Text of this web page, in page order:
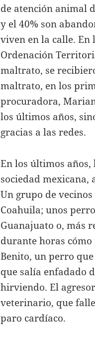
de atención animal
y el 40% son
viven en la calle. En
Ordenación
maltrato, se
maltrato, en los
procuradora,
los últimos años,
gracias a las redes.
En los últimos
sociedad mexicana,
Un grupo de
Coahuila; unos
Guanajuato o, más
durante horas
Benito, un perro
que salía enfadado
hirviendo. El
veterinario, que
paro cardíaco.